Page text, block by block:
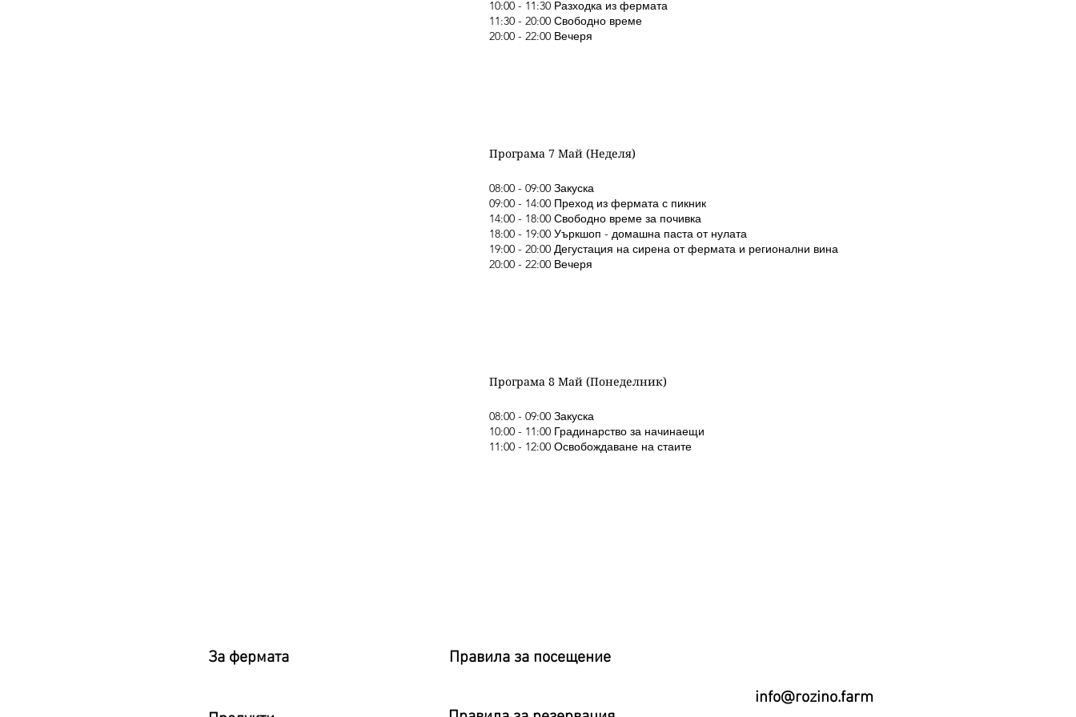
10:00 - 11:30 Разходка из фермата
11:30 - 20:00 Свободно време
20:00 - 22:00 Вечеря
Програма 7 Май (Неделя)
08:00 - 09:00 Закуска
09:00 - 14:00 Преход из фермата с пикник
14:00 - 18:00 Свободно време за почивка
18:00 - 19:00 Уъркшоп - домашна паста от нулата
19:00 - 20:00 Дегустация на сирена от фермата и регионални вина
20:00 - 22:00 Вечеря
Програма 8 Май (Понеделник)
08:00 - 09:00 Закуска
10:00 - 11:00 Градинарство за начинаещи
11:00 - 12:00 Освобождаване на стаите
За фермата Правила за посещение
info@rozino.farm